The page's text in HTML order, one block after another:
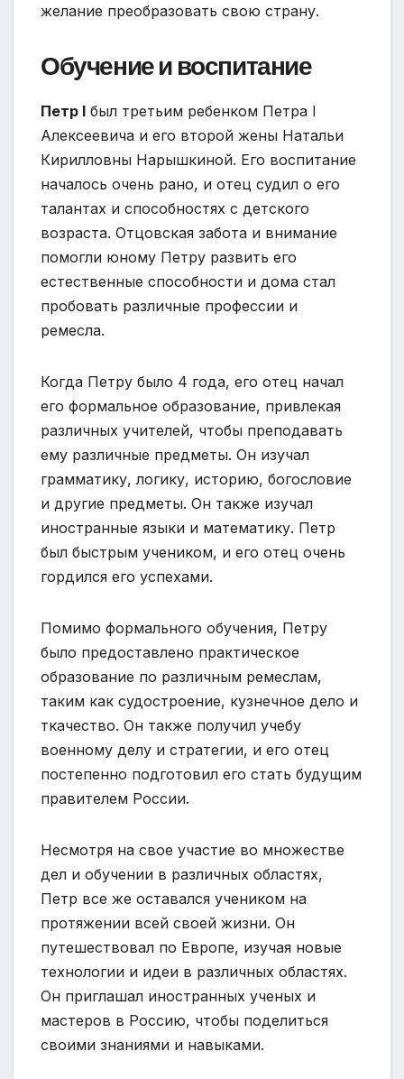
желание преобразовать свою страну.
Обучение и воспитание
Петр I был третьим ребенком Петра I
Алексеевича и его второй жены Натальи
Кирилловны Нарышкиной. Его воспитание
началось очень рано, и отец судил о его
талантах и способностях с детского
возраста. Отцовская забота и внимание
помогли юному Петру развить его
естественные способности и дома стал
пробовать различные профессии и
ремесла.
Когда Петру было 4 года, его отец начал
его формальное образование, привлекая
различных учителей, чтобы преподавать
ему различные предметы. Он изучал
грамматику, логику, историю, богословие
и другие предметы. Он также изучал
иностранные языки и математику. Петр
был быстрым учеником, и его отец очень
гордился его успехами.
Помимо формального обучения, Петру
было предоставлено практическое
образование по различным ремеслам,
таким как судостроение, кузнечное дело и
ткачество. Он также получил учебу
военному делу и стратегии, и его отец
постепенно подготовил его стать будущим
правителем России.
Несмотря на свое участие во множестве
дел и обучении в различных областях,
Петр все же оставался учеником на
протяжении всей своей жизни. Он
путешествовал по Европе, изучая новые
технологии и идеи в различных областях.
Он приглашал иностранных ученых и
мастеров в Россию, чтобы поделиться
своими знаниями и навыками.